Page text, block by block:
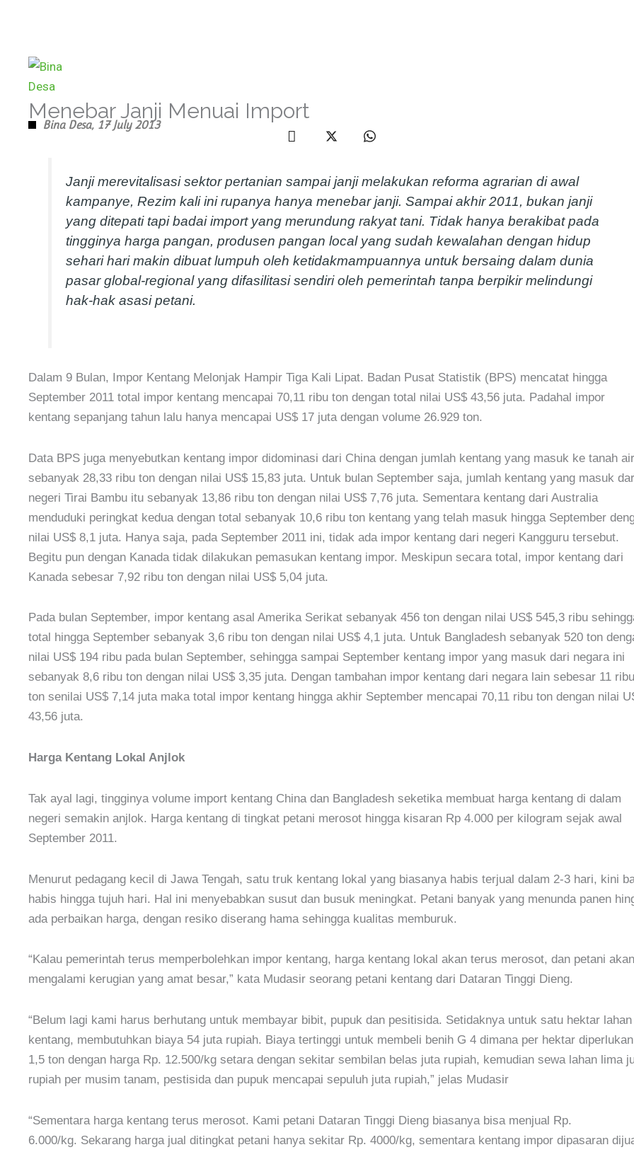
Menebar Janji Menuai Import
Bina Desa, 17 July 2013
Janji merevitalisasi sektor pertanian sampai janji melakukan reforma agrarian di awal
kampanye, Rezim kali ini rupanya hanya menebar janji. Sampai akhir 2011, bukan janji
yang ditepati tapi badai import yang merundung rakyat tani. Tidak hanya berakibat pada
tingginya harga pangan, produsen pangan local yang sudah kewalahan dengan hidup
sehari hari makin dibuat lumpuh oleh ketidakmampuannya untuk bersaing dalam dunia
pasar global-regional yang difasilitasi sendiri oleh pemerintah tanpa berpikir melindungi
hak-hak asasi petani.
Dalam 9 Bulan, Impor Kentang Melonjak Hampir Tiga Kali Lipat. Badan Pusat Statistik (BPS) mencatat hingga
September 2011 total impor kentang mencapai 70,11 ribu ton dengan total nilai US$ 43,56 juta. Padahal impor
kentang sepanjang tahun lalu hanya mencapai US$ 17 juta dengan volume 26.929 ton.
Data BPS juga menyebutkan kentang impor didominasi dari China dengan jumlah kentang yang masuk ke tanah air
sebanyak 28,33 ribu ton dengan nilai US$ 15,83 juta. Untuk bulan September saja, jumlah kentang yang masuk
negeri Tirai Bambu itu sebanyak 13,86 ribu ton dengan nilai US$ 7,76 juta. Sementara kentang dari Australia
menduduki peringkat kedua dengan total sebanyak 10,6 ribu ton kentang yang telah masuk hingga September
nilai US$ 8,1 juta. Hanya saja, pada September 2011 ini, tidak ada impor kentang dari negeri Kangguru tersebut.
Begitu pun dengan Kanada tidak dilakukan pemasukan kentang impor. Meskipun secara total, impor kentang dari
Kanada sebesar 7,92 ribu ton dengan nilai US$ 5,04 juta.
Pada bulan September, impor kentang asal Amerika Serikat sebanyak 456 ton dengan nilai US$ 545,3 ribu
total hingga September sebanyak 3,6 ribu ton dengan nilai US$ 4,1 juta. Untuk Bangladesh sebanyak 520 ton
nilai US$ 194 ribu pada bulan September, sehingga sampai September kentang impor yang masuk dari negara ini
sebanyak 8,6 ribu ton dengan nilai US$ 3,35 juta. Dengan tambahan impor kentang dari negara lain sebesar 11 ribu
ton senilai US$ 7,14 juta maka total impor kentang hingga akhir September mencapai 70,11 ribu ton dengan nilai
43,56 juta.
Harga Kentang Lokal Anjlok
Tak ayal lagi, tingginya volume import kentang China dan Bangladesh seketika membuat harga kentang di dalam
negeri semakin anjlok. Harga kentang di tingkat petani merosot hingga kisaran Rp 4.000 per kilogram sejak awal
September 2011.
Menurut pedagang kecil di Jawa Tengah, satu truk kentang lokal yang biasanya habis terjual dalam 2-3 hari, kini
habis hingga tujuh hari. Hal ini menyebabkan susut dan busuk meningkat. Petani banyak yang menunda panen
ada perbaikan harga, dengan resiko diserang hama sehingga kualitas memburuk.
“Kalau pemerintah terus memperbolehkan impor kentang, harga kentang lokal akan terus merosot, dan petani akan
mengalami kerugian yang amat besar,” kata Mudasir seorang petani kentang dari Dataran Tinggi Dieng.
“Belum lagi kami harus berhutang untuk membayar bibit, pupuk dan pesitisida. Setidaknya untuk satu hektar lahan
kentang, membutuhkan biaya 54 juta rupiah. Biaya tertinggi untuk membeli benih G 4 dimana per hektar diperlukan
1,5 ton dengan harga Rp. 12.500/kg setara dengan sekitar sembilan belas juta rupiah, kemudian sewa lahan lima
rupiah per musim tanam, pestisida dan pupuk mencapai sepuluh juta rupiah,” jelas Mudasir
“Sementara harga kentang terus merosot. Kami petani Dataran Tinggi Dieng biasanya bisa menjual Rp.
6.000/kg. Sekarang harga jual ditingkat petani hanya sekitar Rp. 4000/kg, sementara kentang impor dipasaran